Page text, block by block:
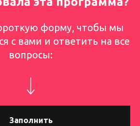
форму, чтобы мы
с вами и ответить на все
вопросы:
Заполнить